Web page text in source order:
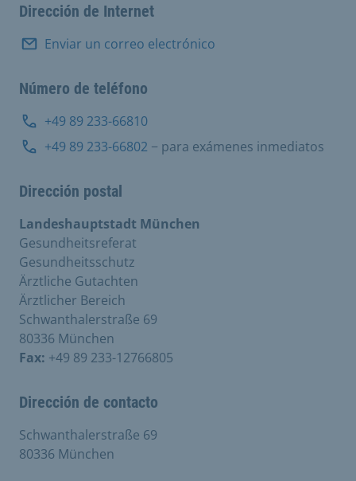
Dirección de Internet
Enviar un correo electrónico
Número de teléfono
+49 89 233-66810
+49 89 233-66802 − para exámenes inmediatos
Dirección postal
Landeshauptstadt München
Gesundheitsreferat
Gesundheitsschutz
Ärztliche Gutachten
Ärztlicher Bereich
Schwanthalerstraße 69
80336 München
Fax: +49 89 233-12766805
Dirección de contacto
Schwanthalerstraße 69
80336 München